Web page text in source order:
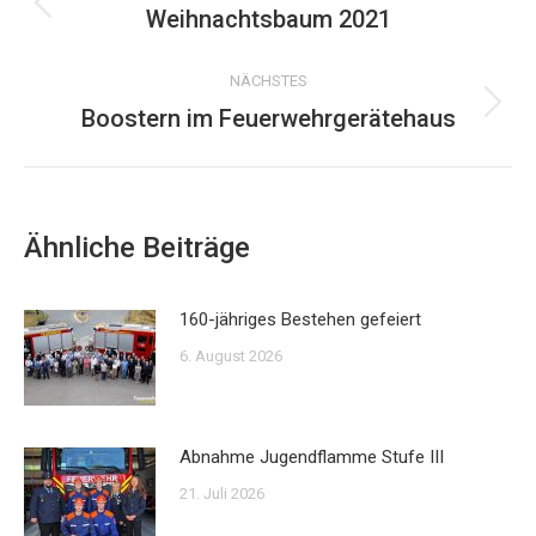
Vorheriger
Weihnachtsbaum 2021
NÄCHSTES
Nächster
Boostern im Feuerwehrgerätehaus
Ähnliche Beiträge
160-jähriges Bestehen gefeiert
6. August 2026
Abnahme Jugendflamme Stufe III
21. Juli 2026